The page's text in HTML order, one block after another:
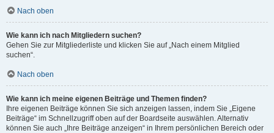
Nach oben
Wie kann ich nach Mitgliedern suchen?
Gehen Sie zur Mitgliederliste und klicken Sie auf „Nach einem Mitglied
suchen“.
Nach oben
Wie kann ich meine eigenen Beiträge und Themen finden?
Ihre eigenen Beiträge können Sie sich anzeigen lassen, indem Sie „Eigene
Beiträge“ im Schnellzugriff oben auf der Boardseite auswählen. Alternativ
können Sie auch „Ihre Beiträge anzeigen“ in Ihrem persönlichen Bereich oder